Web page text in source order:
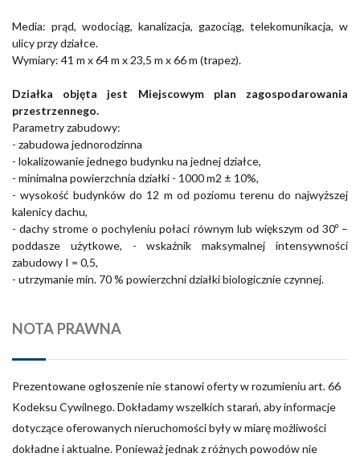
Media: prąd, wodociąg, kanalizacja, gazociąg, telekomunikacja, w
ulicy przy działce.
Wymiary: 41 m x 64 m x 23,5 m x 66 m (trapez).
Działka objęta jest
Miejscowym plan zagospodarowania
przestrzennego.
Parametry zabudowy:
- zabudowa jednorodzinna
- lokalizowanie jednego budynku na jednej działce,
- minimalna powierzchnia działki - 1000 m2 ± 10%,
- wysokość budynków do 12 m od poziomu terenu do najwyższej
kalenicy dachu,
- dachy strome o pochyleniu połaci równym lub większym od 30º –
poddasze użytkowe, - wskaźnik maksymalnej intensywności
zabudowy I = 0,5,
- utrzymanie min. 70 % powierzchni działki biologicznie czynnej.
NOTA PRAWNA
Prezentowane ogłoszenie nie stanowi oferty w rozumieniu art. 66
Kodeksu Cywilnego. Dokładamy wszelkich starań, aby informacje
dotyczące oferowanych nieruchomości były w miarę możliwości
dokładne i aktualne. Ponieważ jednak z różnych powodów nie